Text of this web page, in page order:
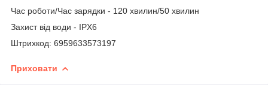
Час роботи/Час зарядки - 120 хвилин/50 хвилин
Захист від води - IPX6
Штрихкод: 6959633573197
Приховати